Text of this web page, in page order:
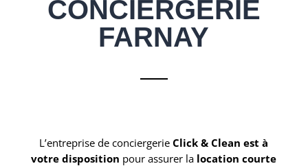
CONCIERGERIE
FARNAY
L’entreprise de conciergerieClick & Clean est à
votre disposition pour assurer la location courte